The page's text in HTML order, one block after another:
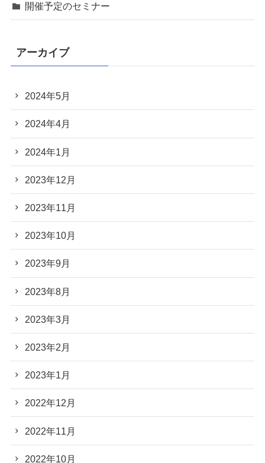
開催予定のセミナー
アーカイブ
2024年5月
2024年4月
2024年1月
2023年12月
2023年11月
2023年10月
2023年9月
2023年8月
2023年3月
2023年2月
2023年1月
2022年12月
2022年11月
2022年10月